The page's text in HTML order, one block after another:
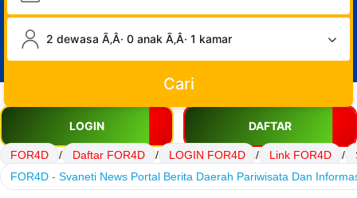
2 dewasa Ã‚Â· 0 anak Ã‚Â· 1 kamar
Cari
LOGIN DAFTAR
FOR4D / Daftar FOR4D / LOGIN FOR4D / Link FOR4D /
FOR4D - Svaneti News Portal Berita Daerah Pariwisata Dan